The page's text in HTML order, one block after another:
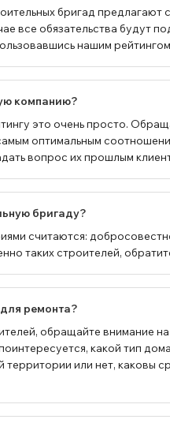
бригад предлагают
все обязательства будут
нашим
компанию?
это очень просто.
оптимальным
вопрос их прошлым
бригаду?
считаются:
таких строителей,
ремонта?
обращайте внимание
какой тип
территории или нет, каковы